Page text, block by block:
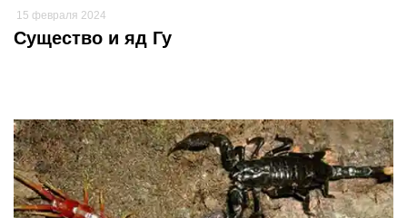
15 февраля 2024
Существо и яд Гу